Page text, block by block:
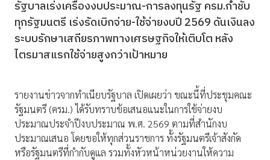
ร่วมด้วยช่วยกัน
รัฐบาลเร่งเครื่องงบประมาณ-การลงทุนรัฐ ครม.กำชับ
ทุกรัฐมนตรี เร่งรัดเบิกจ่าย-ใช้จ่ายงบปี 2569 ดันเงินลง
ระบบรักษาเสถียรภาพทางเศรษฐกิจให้เติบโต หลัง
ไตรมาสแรกใช้จ่ายสูงกว่าเป้าหมาย
รายงานข่าวจากทำเนียบรัฐบาล เปิดเผยว่า ขณะนี้ที่ประชุมคณะ
รัฐมนตรี (ครม.) ได้รับทราบข้อเสนอแนะในการใช้จ่ายงบ
ประมาณประจำปีงบประมาณ พ.ศ. 2569 ตามที่สำนักงบ
ประมาณเสนอ โดยขอให้ทุกส่วนราชการ ทั้งรัฐมนตรีเจ้าสังกัด
หรือรัฐมนตรีที่กำกับดูแล รวมทั้งหัวหน้าหน่วยงานให้ความ